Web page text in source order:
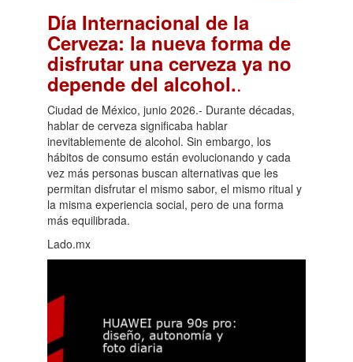
Día Internacional de la
Cerveza: la nueva forma de
disfrutar una cerveza ya no
depende del alcohol..
Ciudad de México, junio 2026.- Durante décadas,
hablar de cerveza significaba hablar
inevitablemente de alcohol. Sin embargo, los
hábitos de consumo están evolucionando y cada
vez más personas buscan alternativas que les
permitan disfrutar el mismo sabor, el mismo ritual y
la misma experiencia social, pero de una forma
más equilibrada.
Lado.mx